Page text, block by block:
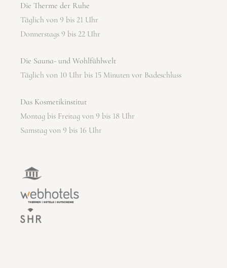
Die Therme der Ruhe
Täglich von 9 bis 21 Uhr
Donnerstags 9 bis 22 Uhr
Die Sauna- und Wohlfühlwelt
Täglich von 10 Uhr bis 15 Minuten vor Badeschluss
Das Kosmetikinstitut
Montag bis Freitag von 9 bis 18 Uhr
Samstag von 9 bis 16 Uhr